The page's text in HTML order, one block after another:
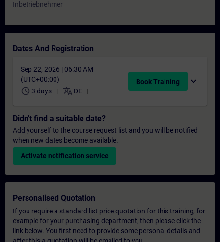
Inbetriebnehmer
Dates And Registration
Sep 22, 2026 | 06:30 AM
(UTC+00:00)
schedule 3 days translate DE
Book Training expand_more
Didn't find a suitable date?
Add yourself to the course request list and you will be notified
when new dates become available.
Activate notification service
Personalised Quotation
If you require a standard list price quotation for this training, for
example for your purchasing department, then please click the
link below. You first need to provide some personal details and